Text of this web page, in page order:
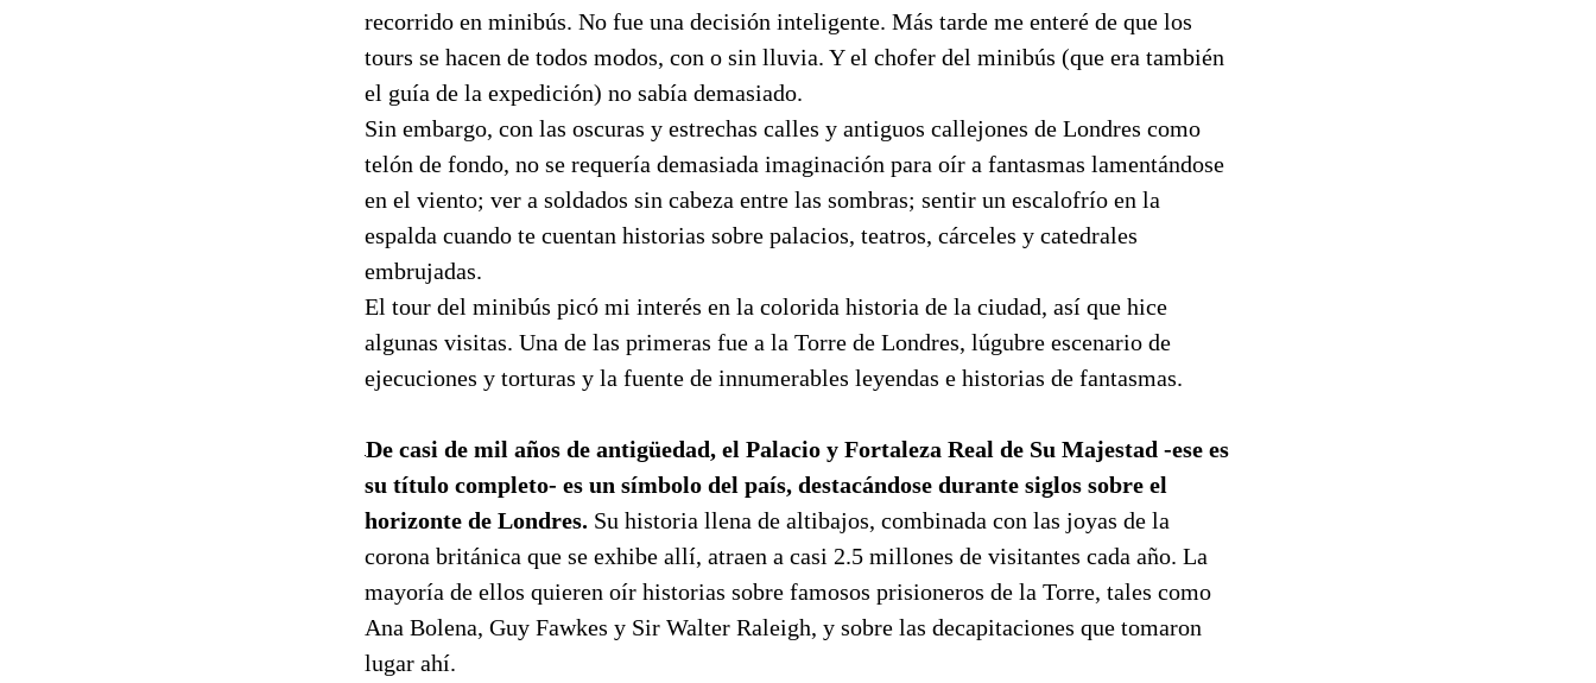
recorrido en minibús. No fue una decisión inteligente. Más tarde me enteré de que los
tours se hacen de todos modos, con o sin lluvia. Y el chofer del minibús (que era también
el guía de la expedición) no sabía demasiado.
Sin embargo, con las oscuras y estrechas calles y antiguos callejones de Londres como
telón de fondo, no se requería demasiada imaginación para oír a fantasmas lamentándose
en el viento; ver a soldados sin cabeza entre las sombras; sentir un escalofrío en la
espalda cuando te cuentan historias sobre palacios, teatros, cárceles y catedrales
embrujadas.
El tour del minibús picó mi interés en la colorida historia de la ciudad, así que hice
algunas visitas. Una de las primeras fue a la Torre de Londres, lúgubre escenario de
ejecuciones y torturas y la fuente de innumerables leyendas e historias de fantasmas.
De casi de mil años de antigüedad, el Palacio y Fortaleza Real de Su Majestad -ese es
su título completo- es un símbolo del país, destacándose durante siglos sobre el
horizonte de Londres. Su historia llena de altibajos, combinada con las joyas de la
corona británica que se exhibe allí, atraen a casi 2.5 millones de visitantes cada año. La
mayoría de ellos quieren oír historias sobre famosos prisioneros de la Torre, tales como
Ana Bolena, Guy Fawkes y Sir Walter Raleigh, y sobre las decapitaciones que tomaron
lugar ahí.